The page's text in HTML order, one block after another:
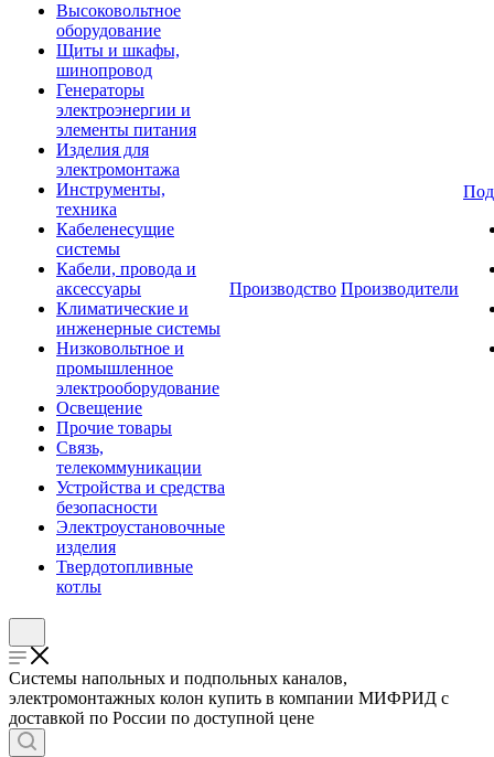
Высоковольтное
оборудование
Щиты и шкафы,
шинопровод
Генераторы
электроэнергии и
элементы питания
Изделия для
электромонтажа
Инструменты,
техника
Кабеленесущие
системы
Кабели, провода и
аксессуары
Климатические и
инженерные системы
Низковольтное и
промышленное
электрооборудование
Освещение
Прочие товары
Связь,
телекоммуникации
Устройства и средства
безопасности
Электроустановочные
изделия
Твердотопливные
котлы
Производство Производители
Системы напольных и подпольных каналов,
электромонтажных колон купить в компании МИФРИД с
доставкой по России по доступной цене